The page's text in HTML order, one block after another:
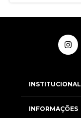
INSTITUCIONAL
INFORMAÇÕES